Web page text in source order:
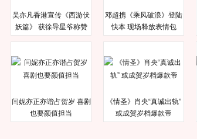
吴亦凡香港宣传《西游伏
妖篇》 获徐导星爷称赞
邓超携《乘风破浪》登陆
快本 现场释放表情包
闫妮亦正亦谐占贺岁 喜剧
也要颜值担当
《情圣》肖央“真诚出轨”
或成贺岁档爆款帝